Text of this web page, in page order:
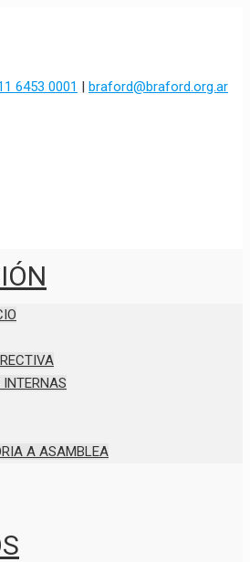
6453 0001 | braford@braford.org.ar
A ASAMBLEA